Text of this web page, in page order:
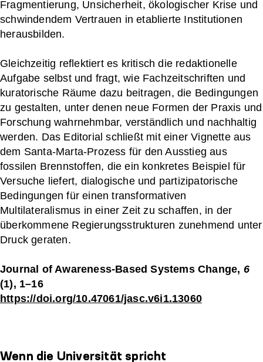
Fragmentierung, Unsicherheit, ökologischer Krise und
schwindendem Vertrauen in etablierte Institutionen
herausbilden.
Gleichzeitig reflektiert es kritisch die redaktionelle
Aufgabe selbst und fragt, wie Fachzeitschriften und
kuratorische Räume dazu beitragen, die Bedingungen
zu gestalten, unter denen neue Formen der Praxis und
Forschung wahrnehmbar, verständlich und nachhaltig
werden. Das Editorial schließt mit einer Vignette aus
dem Santa-Marta-Prozess für den Ausstieg aus
fossilen Brennstoffen, die ein konkretes Beispiel für
Versuche liefert, dialogische und partizipatorische
Bedingungen für einen transformativen
Multilateralismus in einer Zeit zu schaffen, in der
überkommene Regierungsstrukturen zunehmend unter
Druck geraten.
Journal of Awareness-Based Systems Change, 6
(1), 1–16
https://doi.org/10.47061/jasc.v6i1.13060
Wenn die Universität spricht